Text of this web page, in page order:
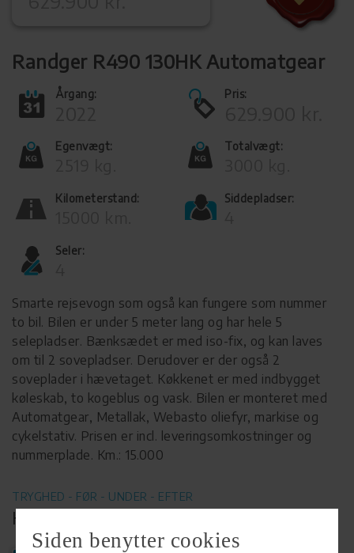
Randger R490 130HK Automatgear
Årgang: Pris:
Egenvægt: Totalvægt:
Kilometerstand: Siddepladser:
Seler:
Smarte rejsevogn som også kan fungere som nummer
to bil. Bilen er under 5 meter lang og har hele 5
selepladser. Bænksædet er med iso-fix, og kan laves
om til 2 sovepladser. Derudover er der også 2
soveplader i hævetaget. Køkkenet er med indbygget
køleskab, to kogeblus og vask. Bilen er monteret med
Automatgear, Metallak, Webasto oliefyr, markise og
cykelstativ. Prisen er incl. leveringsomkostninger og
nummerplade. Km.: 15.000
TRYGHED - FØR - UNDER - EFTER
KØB HOS FORHANDLER
Siden benytter cookies